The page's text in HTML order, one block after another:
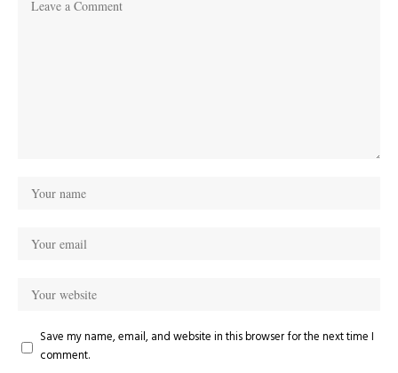
Save my name, email, and website in this browser for the next time I
comment.